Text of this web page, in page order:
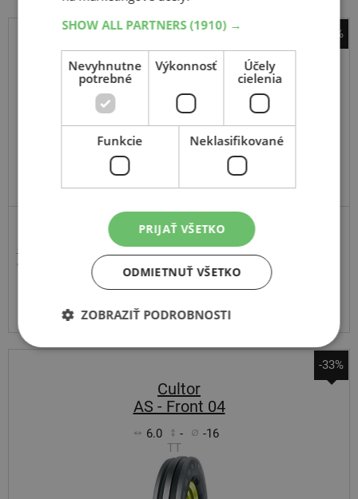
-33%
Cultor
AS - Front 06
-
TT
110,40 €
74,10 €
Momentálne nedostupné
-33%
Cultor
AS - Front 04
6.0 -
-16
TT
SHOW ALL PARTNERS(1910) →
Nevyhnutne
potrebné
Výkonnosť
Účely
cielenia
Funkcie Neklasifikované
PRIJAŤ VŠETKO
ODMIETNUŤ VŠETKO
ZOBRAZIŤ PODROBNOSTI